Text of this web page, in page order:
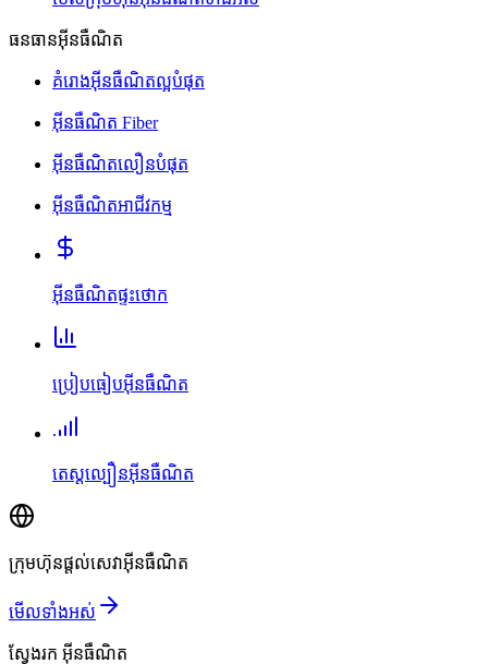
ធនធានអ៊ីនធឺណិត
គំរោងអ៊ីនធឺណិតល្អបំផុត
អ៊ីនធឺណិត Fiber
អ៊ីនធឺណិតលឿនបំផុត
អ៊ីនធឺណិតអាជីវកម្ម
អ៊ីនធឺណិតផ្ទះថោក
ប្រៀបធៀបអ៊ីនធឺណិត
តេស្តល្បឿនអ៊ីនធឺណិត
ក្រុមហ៊ុនផ្តល់សេវាអ៊ីនធឺណិត
មើលទាំងអស់
ស្វែងរក អ៊ីនធឺណិត